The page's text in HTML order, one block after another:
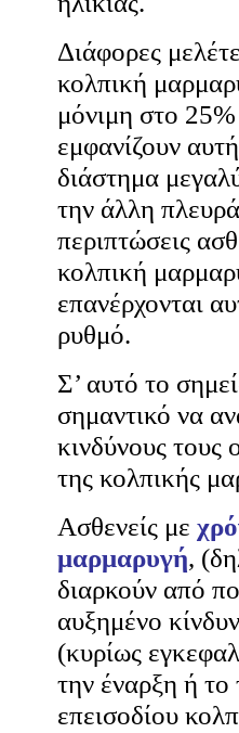
Διάφορες
κολπική
μόνιμη στο
εμφανίζουν
διάστημα
την άλλη
περιπτώσεις
κολπική
επανέρχονται
ρυθμό.
Σ’ αυτό το
σημαντικό να
κινδύνους τους
της κολπικής
Ασθενείς με
μαρμαρυγή,
διαρκούν από
αυξημένο
(κυρίως
την έναρξη ή το
επεισοδίου